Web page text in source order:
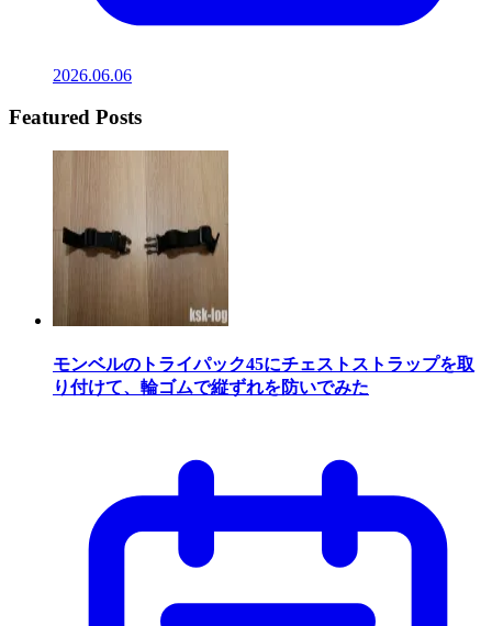
2026.06.06
Featured Posts
モンベルのトライパック45にチェストストラップを取
り付けて、輪ゴムで縦ずれを防いでみた